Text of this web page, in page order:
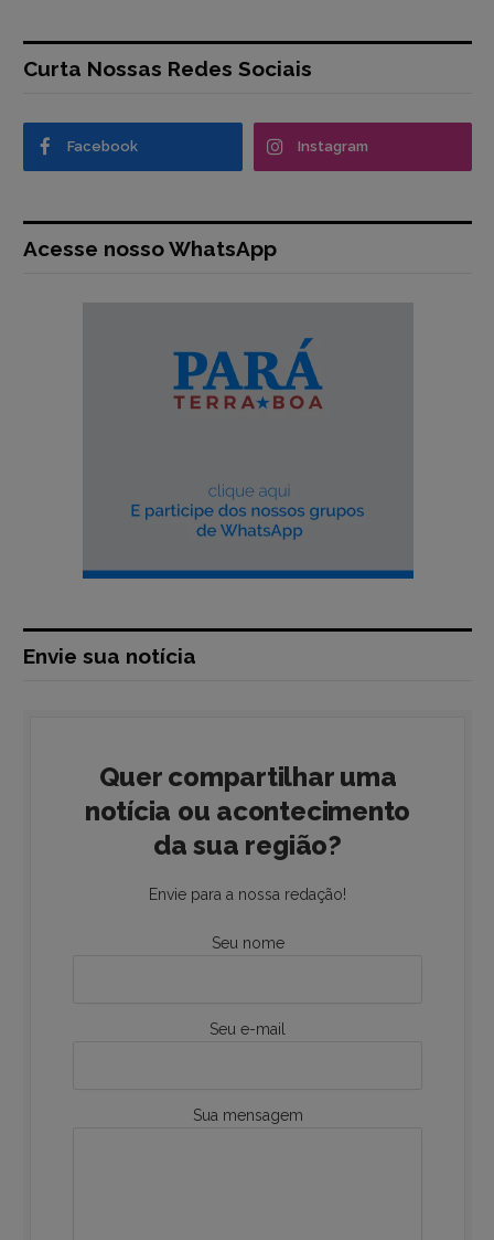
Curta Nossas Redes Sociais
Facebook Instagram
Acesse nosso WhatsApp
Envie sua notícia
Quer compartilhar uma
notícia ou acontecimento
da sua região?
Envie para a nossa redação!
Seu nome
Seu e-mail
Sua mensagem